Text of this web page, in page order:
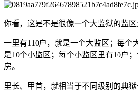
你看，这是不是很像一个大监狱的监区
一里有110户，就是一个大监区；每个
是10个小监区；每个小监区里有10户
房。
里长、甲首，就相当于不同级别的典狱